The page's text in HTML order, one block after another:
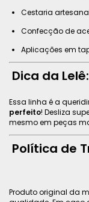
Cestaria
Confecção de
Aplicações em
Dica da Lelê:
Essa linha é a
perfeito! Desliza
mesmo em peças
Política de
Produto original da